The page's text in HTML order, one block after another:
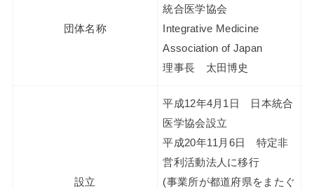
団体名称
統合医学協会
Integrative Medicine
Association of Japan
理事長 太田博史
設立
平成12年4月1日 日本統合
医学協会設立
平成20年11月6日 特定非
営利活動法人に移行
(事業所が都道府県をまたぐ